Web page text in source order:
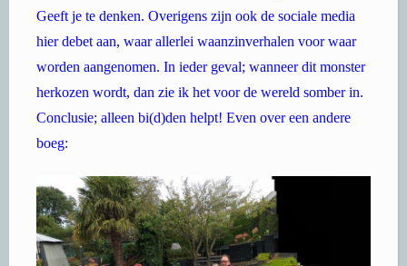
Geeft je te denken. Overigens zijn ook de sociale media
hier debet aan, waar allerlei waanzinverhalen voor waar
worden aangenomen. In ieder geval; wanneer dit monster
herkozen wordt, dan zie ik het voor de wereld somber in.
Conclusie; alleen bi(d)den helpt! Even over een andere
boeg: